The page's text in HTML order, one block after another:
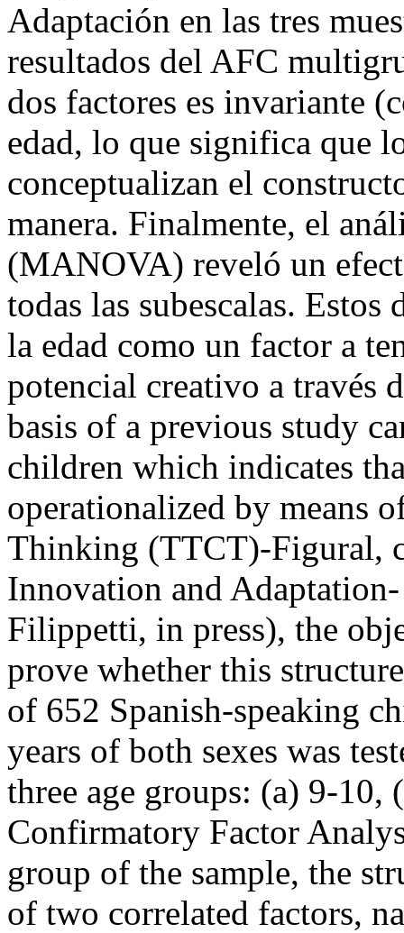
Adaptación en las tres
resultados del AFC
dos factores es invariante
edad, lo que significa que
conceptualizan el
manera. Finalmente, el
(MANOVA) reveló un
todas las subescalas.
la edad como un factor a
potencial creativo a través
basis of a previous study
children which indicates
operationalized by means
Thinking (TTCT)-Figural,
Innovation and
Filippetti, in press), the
prove whether this
of 652 Spanish-speaking
years of both sexes was
three age groups: (a) 9-10,
Confirmatory Factor
group of the sample, the
of two correlated factors,